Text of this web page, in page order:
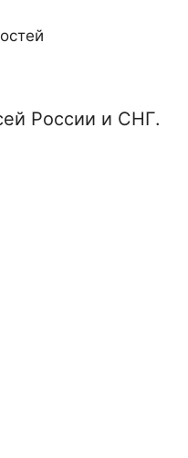
России и СНГ.